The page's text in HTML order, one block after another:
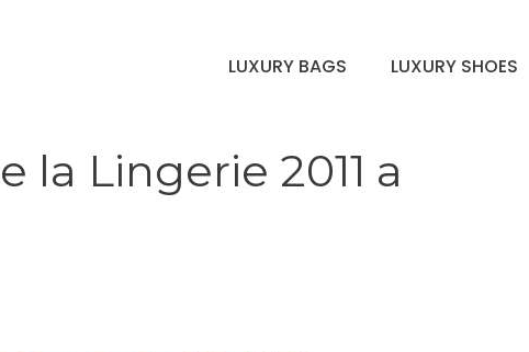
LUXURY BAGS LUXURY SHOES
la Lingerie 2011 a